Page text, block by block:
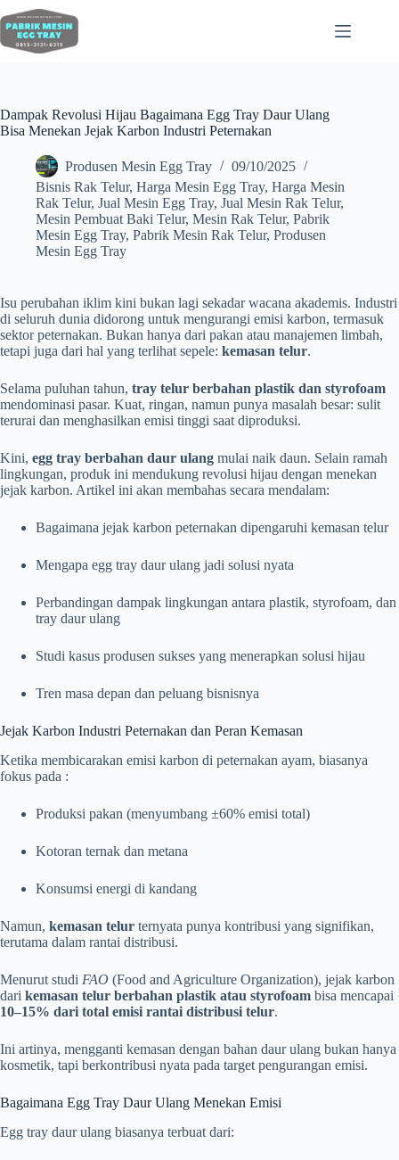
Dampak Revolusi Hijau Bagaimana Egg Tray Daur Ulang
Bisa Menekan Jejak Karbon Industri Peternakan
Produsen Mesin Egg Tray
09/10/2025
Bisnis Rak Telur, Harga Mesin Egg Tray, Harga Mesin
Rak Telur, Jual Mesin Egg Tray, Jual Mesin Rak Telur,
Mesin Pembuat Baki Telur, Mesin Rak Telur, Pabrik
Mesin Egg Tray, Pabrik Mesin Rak Telur, Produsen
Mesin Egg Tray
Isu perubahan iklim kini bukan lagi sekadar wacana akademis. Industri
di seluruh dunia didorong untuk mengurangi emisi karbon, termasuk
sektor peternakan. Bukan hanya dari pakan atau manajemen limbah,
tetapi juga dari hal yang terlihat sepele: kemasan telur.
Selama puluhan tahun, tray telur berbahan plastik dan styrofoam
mendominasi pasar. Kuat, ringan, namun punya masalah besar: sulit
terurai dan menghasilkan emisi tinggi saat diproduksi.
Kini, egg tray berbahan daur ulang mulai naik daun. Selain ramah
lingkungan, produk ini mendukung revolusi hijau dengan menekan
jejak karbon. Artikel ini akan membahas secara mendalam:
Bagaimana jejak karbon peternakan dipengaruhi kemasan telur
Mengapa egg tray daur ulang jadi solusi nyata
Perbandingan dampak lingkungan antara plastik, styrofoam, dan
tray daur ulang
Studi kasus produsen sukses yang menerapkan solusi hijau
Tren masa depan dan peluang bisnisnya
Jejak Karbon Industri Peternakan dan Peran Kemasan
Ketika membicarakan emisi karbon di peternakan ayam, biasanya
fokus pada :
Produksi pakan (menyumbang ±60% emisi total)
Kotoran ternak dan metana
Konsumsi energi di kandang
Namun, kemasan telur ternyata punya kontribusi yang signifikan,
terutama dalam rantai distribusi.
Menurut studi FAO (Food and Agriculture Organization), jejak karbon
dari kemasan telur berbahan plastik atau styrofoam bisa mencapai
10–15% dari total emisi rantai distribusi telur.
Ini artinya, mengganti kemasan dengan bahan daur ulang bukan hanya
kosmetik, tapi berkontribusi nyata pada target pengurangan emisi.
Bagaimana Egg Tray Daur Ulang Menekan Emisi
Egg tray daur ulang biasanya terbuat dari: